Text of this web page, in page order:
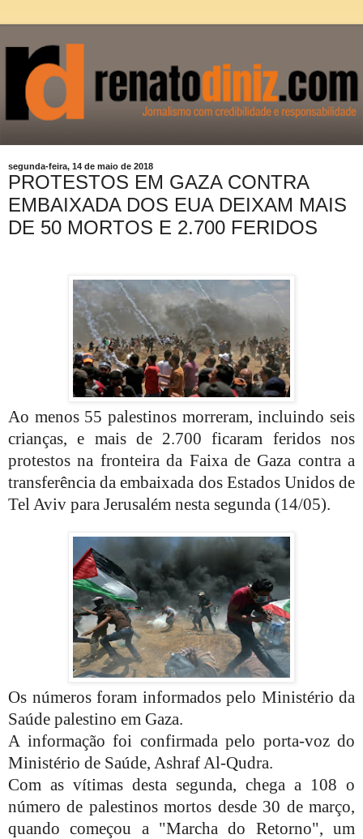
segunda-feira, 14 de maio de 2018
PROTESTOS EM GAZA CONTRA
EMBAIXADA DOS EUA DEIXAM MAIS
DE 50 MORTOS E 2.700 FERIDOS
Ao menos 55 palestinos morreram, incluindo seis
crianças, e mais de 2.700 ficaram feridos nos
protestos na fronteira da Faixa de Gaza contra a
transferência da embaixada dos Estados Unidos de
Tel Aviv para Jerusalém nesta segunda (14/05).
Os números foram informados pelo Ministério da
Saúde palestino em Gaza.
A informação foi confirmada pelo porta-voz do
Ministério de Saúde, Ashraf Al-Qudra.
Com as vítimas desta segunda, chega a 108 o
número de palestinos mortos desde 30 de março,
quando começou a "Marcha do Retorno", um